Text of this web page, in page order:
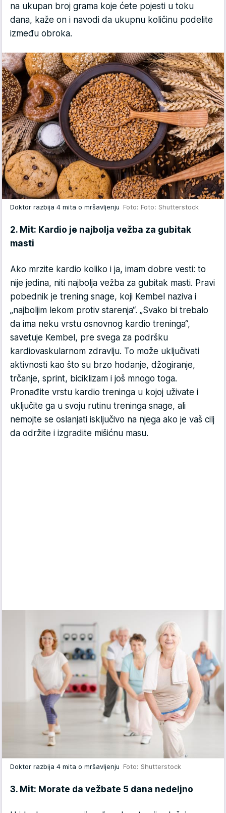
na ukupan broj grama koje ćete pojesti u toku
dana, kaže on i navodi da ukupnu količinu podelite
između obroka.
Doktor razbija 4 mita o mršavljenju Foto: Foto: Shutterstock
2. Mit: Kardio je najbolja vežba za gubitak
masti
Ako mrzite kardio koliko i ja, imam dobre vesti: to
nije jedina, niti najbolja vežba za gubitak masti. Pravi
pobednik je trening snage, koji Kembel naziva i
„najboljim lekom protiv starenja“. „Svako bi trebalo
da ima neku vrstu osnovnog kardio treninga“,
savetuje Kembel, pre svega za podršku
kardiovaskularnom zdravlju. To može uključivati
aktivnosti kao što su brzo hodanje, džogiranje,
trčanje, sprint, biciklizam i još mnogo toga.
Pronađite vrstu kardio treninga u kojoj uživate i
uključite ga u svoju rutinu treninga snage, ali
nemojte se oslanjati isključivo na njega ako je vaš cilj
da održite i izgradite mišićnu masu.
Doktor razbija 4 mita o mršavljenju Foto: Shutterstock
3. Mit: Morate da vežbate 5 dana nedeljno